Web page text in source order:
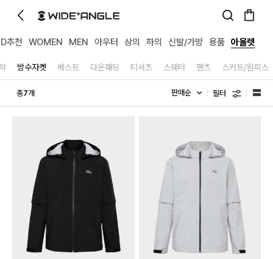
추천 WOMEN MEN 아우터 상의 하의 신발/가방 용품 아울렛
방수자켓 베스트 다운패딩 티셔츠 스웨터 팬츠 스커트/원피스
총7개 필터